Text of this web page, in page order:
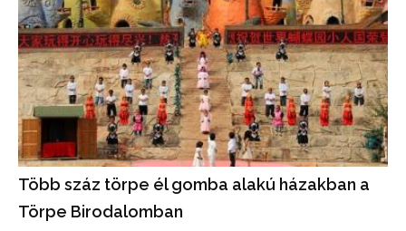
Több száz törpe él gomba alakú házakban a
Törpe Birodalomban